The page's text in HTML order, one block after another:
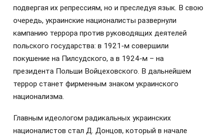
подвергая их репрессиям, но и преследуя язык. В свою
очередь, украинские националисты развернули
кампанию террора против руководящих деятелей
польского государства: в 1921-м совершили
покушение на Пилсудского, а в 1924-м – на
президента Польши Войцеховского. В дальнейшем
террор станет фирменным знаком украинского
национализма.
Главным идеологом радикальных украинских
националистов стал Д. Донцов, который в начале